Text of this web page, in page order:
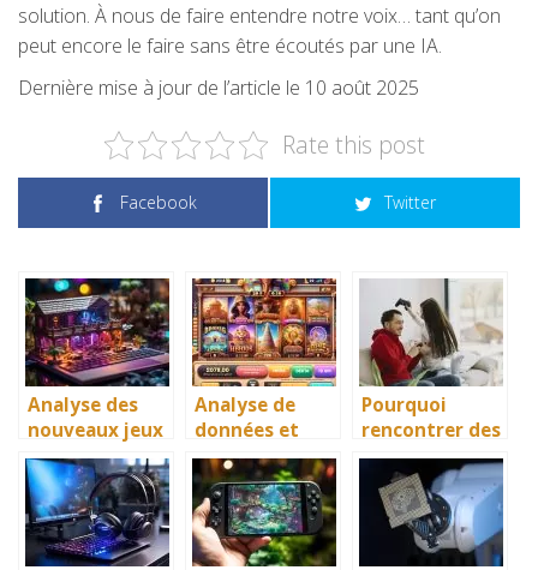
solution. À nous de faire entendre notre voix… tant qu’on
peut encore le faire sans être écoutés par une IA.
Dernière mise à jour de l’article le 10 août 2025
Rate this post
Facebook Twitter
Analyse des
nouveaux jeux
indépendants
qui captivent
les joueurs
Analyse de
données et
personnalisati
on dans les
casinos en
ligne
Pourquoi
rencontrer des
célibataires
grâce aux jeux
vidéos ?